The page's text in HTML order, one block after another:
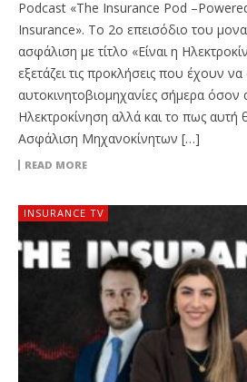
Podcast «The Insurance Pod
Insurance». Το 2ο επεισόδιο του
ασφάλιση με τίτλο «Είναι η
εξετάζει τις προκλήσεις που έχουν
αυτοκινητοβιομηχανίες σήμερα
Ηλεκτροκίνηση αλλά και το πως αυτή
Ασφάλιση Μηχανοκίνητων […]
READ MORE
INSURANCE TV